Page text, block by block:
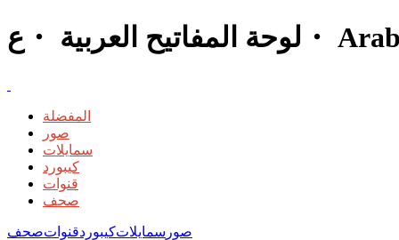
المفضلة
صور
سمايلات
كيبورد
قنوات
صحف
صور سمايلاتكيبوردقنواتصحف